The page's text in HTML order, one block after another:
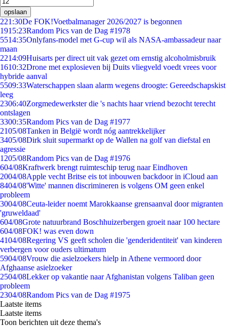
opslaan
221:30De FOK!Voetbalmanager 2026/2027 is begonnen
1915:23Random Pics van de Dag #1978
5514:35Onlyfans-model met G-cup wil als NASA-ambassadeur naar
maan
2214:09Huisarts per direct uit vak gezet om ernstig alcoholmisbruik
1610:32Drone met explosieven bij Duits vliegveld voedt vrees voor
hybride aanval
5509:33Waterschappen slaan alarm wegens droogte: Gereedschapskist
leeg
2306:40Zorgmedewerkster die 's nachts haar vriend bezocht terecht
ontslagen
3300:35Random Pics van de Dag #1977
2105/08Tanken in België wordt nóg aantrekkelijker
3405/08Dirk sluit supermarkt op de Wallen na golf van diefstal en
agressie
1205/08Random Pics van de Dag #1976
604/08Kraftwerk brengt ruimteschip terug naar Eindhoven
2004/08Apple vecht Britse eis tot inbouwen backdoor in iCloud aan
8404/08'Witte' mannen discrimineren is volgens OM geen enkel
probleem
3004/08Ceuta-leider noemt Marokkaanse grensaanval door migranten
'gruweldaad'
604/08Grote natuurbrand Boschhuizerbergen groeit naar 100 hectare
604/08FOK! was even down
4104/08Regering VS geeft scholen die 'genderidentiteit' van kinderen
verbergen voor ouders ultimatum
5904/08Vrouw die asielzoekers hielp in Athene vermoord door
Afghaanse asielzoeker
2504/08Lekker op vakantie naar Afghanistan volgens Taliban geen
probleem
2304/08Random Pics van de Dag #1975
Laatste items
Laatste items
Toon berichten uit deze thema's